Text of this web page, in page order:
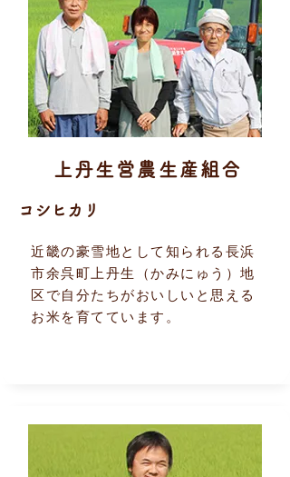
上​丹生営農生産組合
コシヒカリ
近畿の豪雪地として知られる長浜
市余呉町上丹生（かみにゅう）地
区で自分たちがおいしいと思える
お米を育てています。